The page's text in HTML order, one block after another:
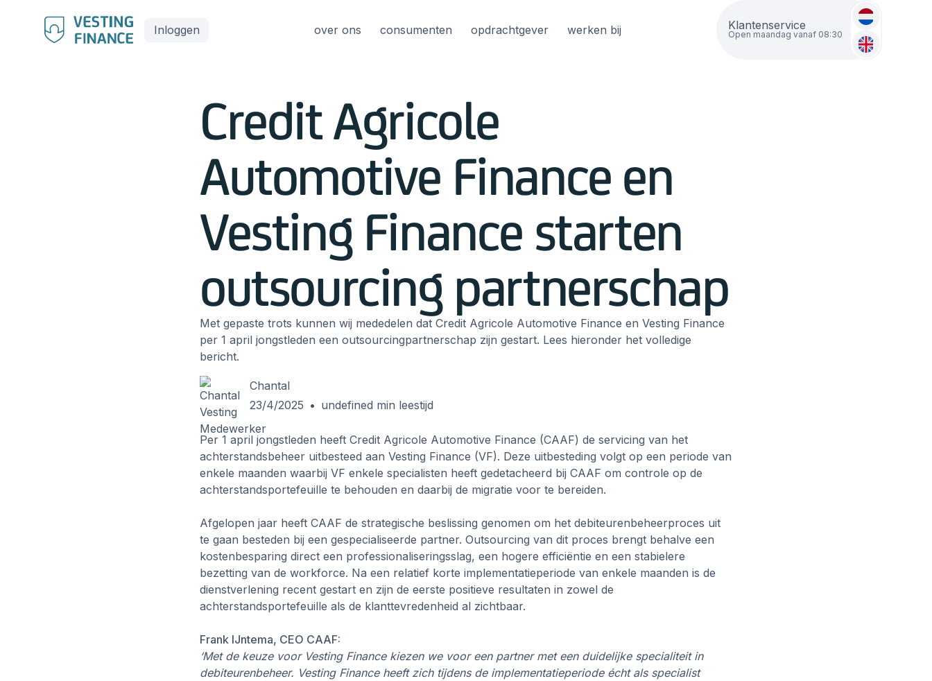
Inloggen over ons consumenten opdrachtgever werken bij Klantenservice
Open maandag vanaf 08:30
Credit Agricole
Automotive Finance en
Vesting Finance starten
outsourcing partnerschap
Met gepaste trots kunnen wij mededelen dat Credit Agricole Automotive Finance en Vesting Finance
per 1 april jongstleden een outsourcingpartnerschap zijn gestart. Lees hieronder het volledige
bericht.
Chantal
23/4/2025 • undefined min leestijd
Per 1 april jongstleden heeft Credit Agricole Automotive Finance (CAAF) de servicing van het
achterstandsbeheer uitbesteed aan Vesting Finance (VF). Deze uitbesteding volgt op een periode van
enkele maanden waarbij VF enkele specialisten heeft gedetacheerd bij CAAF om controle op de
achterstandsportefeuille te behouden en daarbij de migratie voor te bereiden.
Afgelopen jaar heeft CAAF de strategische beslissing genomen om het debiteurenbeheerproces uit
te gaan besteden bij een gespecialiseerde partner. Outsourcing van dit proces brengt behalve een
kostenbesparing direct een professionaliseringsslag, een hogere efficiëntie en een stabielere
bezetting van de workforce. Na een relatief korte implementatieperiode van enkele maanden is de
dienstverlening recent gestart en zijn de eerste positieve resultaten in zowel de
achterstandsportefeuille als de klanttevredenheid al zichtbaar.
Frank IJntema, CEO CAAF:
‘Met de keuze voor Vesting Finance kiezen we voor een partner met een duidelijke specialiteit in
debiteurenbeheer. Vesting Finance heeft zich tijdens de implementatieperiode écht als specialist